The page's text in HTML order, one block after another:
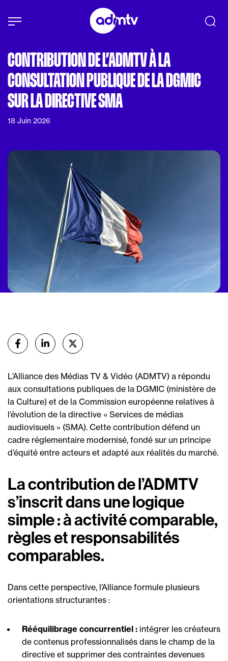
Aller au contenu principal
CONTRIBUTION DE L’ADMTV À LA
CONSULTATION PUBLIQUE DE LA DGMIC
SUR LA DIRECTIVE SMA
18 Juin 2026
Partager
sur Facebook
sur Linkedinsur X (Twitter)
L’Alliance des Médias TV & Vidéo (ADMTV) a répondu
aux consultations publiques de la DGMIC (ministère de
la Culture) et de la Commission européenne relatives à
l’évolution de la directive « Services de médias
audiovisuels » (SMA). Cette contribution défend un
cadre réglementaire modernisé, fondé sur un principe
d’équité entre acteurs et adapté aux réalités du marché.
La contribution de l’ADMTV
s’inscrit dans une logique
simple : à activité comparable,
règles et responsabilités
comparables.
Dans cette perspective, l’Alliance formule plusieurs
orientations structurantes :
Rééquilibrage concurrentiel : intégrer les créateurs
de contenus professionnalisés dans le champ de la
directive et supprimer des contraintes devenues
Panneau de gestion des cookies